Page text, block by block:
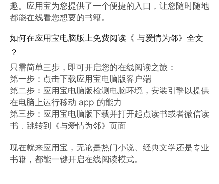
趣。应用宝为您提供了一个便捷的入口，让您随时随地
都能在线看您想要的书籍。
如何在应用宝电脑版上免费阅读《 与爱情为邻》全文
？
只需简单三步，即可开启您的在线阅读之旅：
第一步：点击下载应用宝电脑版客户端
第二步：应用宝电脑版检测电脑环境，安装引擎以提供
在电脑上运行移动 app 的能力
第三步：应用宝电脑版下载并打开起点读书或者微信读
书，跳转到《与爱情为邻》页面
现在就来应用宝，无论是热门小说、经典文学还是专业
书籍，都能一键开启在线阅读模式。